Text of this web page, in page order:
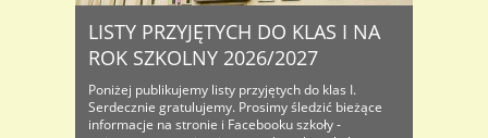
LISTY PRZYJĘTYCH DO KLAS I NA
ROK SZKOLNY 2026/2027
Poniżej publikujemy listy przyjętych do klas I.
Serdecznie gratulujemy. Prosimy śledzić bieżące
informacje na stronie i Facebooku szkoły -